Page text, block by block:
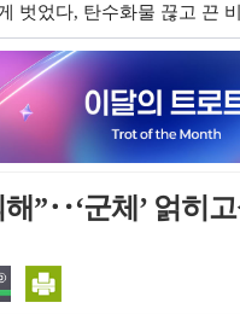
벗었다, 탄수화물 끊고 끈
”‥‘군체’ 얽히